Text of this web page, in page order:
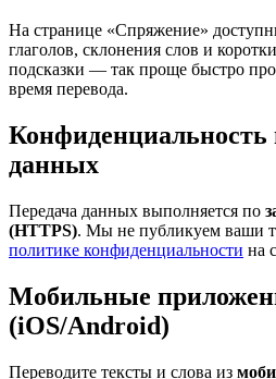
На странице «Спряжение»
глаголов, склонения слов и
подсказки — так проще быстро
время перевода.
Конфиденциальность
данных
Передача данных выполняется по
(HTTPS). Мы не публикуем ваши
политике конфиденциальности на
Мобильные
(iOS/Android)
Переводите тексты и слова из